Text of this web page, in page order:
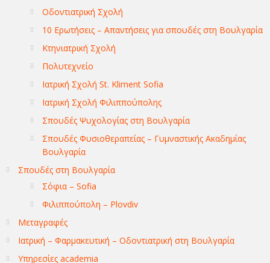
Οδοντιατρική Σχολή
10 Ερωτήσεις – Απαντήσεις για σπουδές στη Βουλγαρία
Κτηνιατρική Σχολή
Πολυτεχνείο
Ιατρική Σχολή St. Kliment Sofia
Ιατρική Σχολή Φιλιππούπολης
Σπουδές Ψυχολογίας στη Βουλγαρία
Σπουδές Φυσιοθεραπείας – Γυμναστικής Ακαδημίας
Βουλγαρία
Σπουδές στη Βουλγαρία
Σόφια – Sofia
Φιλιππούπολη – Plovdiv
Μεταγραφές
Ιατρική – Φαρμακευτική – Οδοντιατρική στη Βουλγαρία
Υπηρεσίες academia